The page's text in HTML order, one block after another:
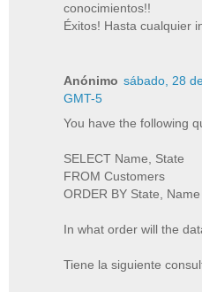
conocimientos!!
Éxitos! Hasta cualquier
Anónimo sábado, 28
GMT-5
You have the following
SELECT Name, State
FROM Customers
ORDER BY State,
In what order will the
Tiene la siguiente